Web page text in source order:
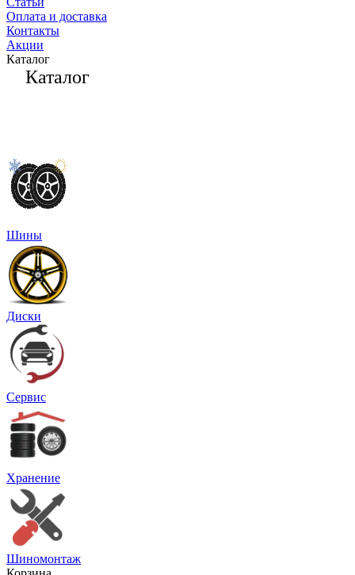
Оплата и доставка
Контакты
Акции
Каталог
Каталог
Шины
Диски
Сервис
Хранение
Шиномонтаж